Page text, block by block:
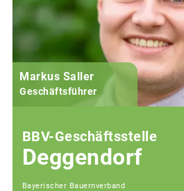
Markus Saller
Geschäftsführer
BBV-Geschäftsstelle
Deggendorf
Bayerischer Bauernverband